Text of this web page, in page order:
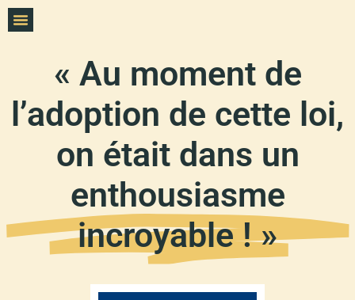
« Au moment de
l’adoption de cette loi,
on était dans un
enthousiasme
incroyable ! »